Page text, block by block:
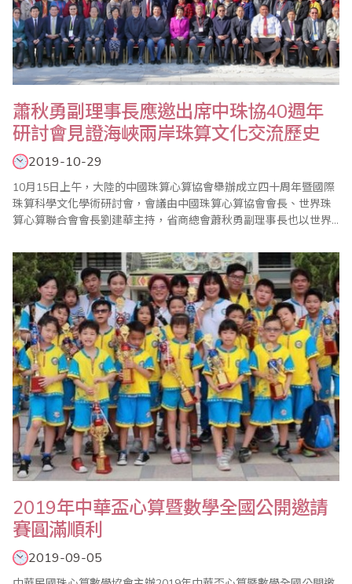
蕭秋勇副理事長應邀出席中珠協40週年
研討會見證海峽兩岸珠算文化交流歷史
2019-10-29
10月15日上午，大陸的中國珠算心算協會舉辦成立四十周年暨國際
珠算科學文化學術研討會，會議由中國珠算心算協會會長、世界珠
算心算聯合會會長劉建華主持，省商總會蕭秋勇副理事長也以世界
史的一刻。蕭副理事長在致詞中，除了肯定中珠協在珠心算研究、
教育、培訓、普及推廣方面，建立了堅實的基礎，同時也回顧了
1990年，時任台灣省商業總會理事長的張平沼先生以..
2019年中華盃心算暨數學全國公開邀請
賽圓滿順利
2019-09-05